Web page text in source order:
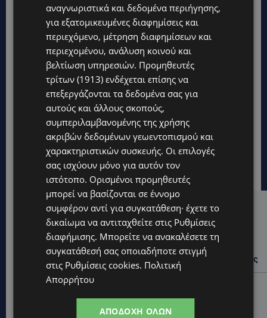
Hot this week
UPDATES
ΙΣΑΑΚ-ΣΟΛΩΜΟΥ: Κλείνουν συμβολικά οδοφράγματα
την Παρασκευή – Πού και τι ώρα θα γίνουν οι δράσεις
UPDATES
ΣΥΛΛΗΨΕΙΣ: 161 οδηγοί με υπερβολική ταχύτητα σε
μία νύχτα – Η παράβαση που κυριάρχησε στους
αναγνωριστικά και δεδομένα περιήγησης,
για εξατομικευμένες διαφημίσεις και
περιεχόμενο, μέτρηση διαφημίσεων και
περιεχομένου, ανάλυση κοινού και
βελτίωση υπηρεσιών. Προμηθευτές
τρίτων (1913) ενδέχεται επίσης να
επεξεργάζονται τα δεδομένα σας για
αυτούς και άλλους σκοπούς,
συμπεριλαμβανομένης της χρήσης
ακριβών δεδομένων γεωεντοπισμού και
χαρακτηριστικών συσκευής. Οι επιλογές
σας ισχύουν μόνο για αυτόν τον
ιστότοπο. Ορισμένοι προμηθευτές
μπορεί να βασίζονται σε έννομο
συμφέρον αντί για συγκατάθεση· έχετε το
δικαίωμα να αντιταχθείτε στις Ρυθμίσεις
διαφήμισης. Μπορείτε να ανακαλέσετε τη
συγκατάθεσή σας οποιαδήποτε στιγμή
στις Ρυθμίσεις cookies. Πολιτική
Απορρήτου
ΑΠΟΔΟΧΉ ΌΛΩΝ